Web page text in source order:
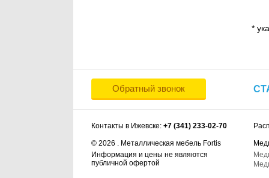
*
Обратный звонок
Контакты в Ижевске: +7 (341) 233-02-70
© 2026 . Металлическая мебель Fortis
Информация и цены не являются
публичной офертой